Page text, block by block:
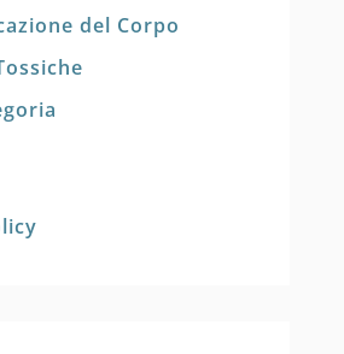
del Corpo